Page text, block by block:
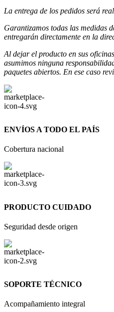
La entrega de los pedidos será
Garantizamos todas las medidas
entregarán directamente en la
Al dejar el producto en sus
asumimos ninguna
paquetes abiertos. En ese caso
ENVÍOS A TODO EL PAÍS
Cobertura nacional
PRODUCTO CUIDADO
Seguridad desde origen
SOPORTE TÉCNICO
Acompañamiento integral